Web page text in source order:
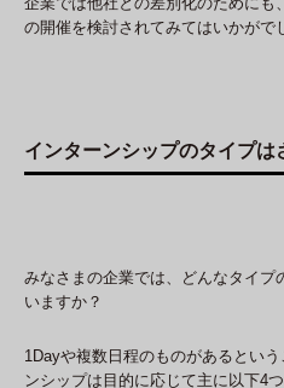
の開催を検討されてみてはいかがで
インターンシップのタイプは
みなさまの企業では、どんなタイプ
いますか？
1Dayや複数日程のものがあるとい
ンシップは目的に応じて主に以下4